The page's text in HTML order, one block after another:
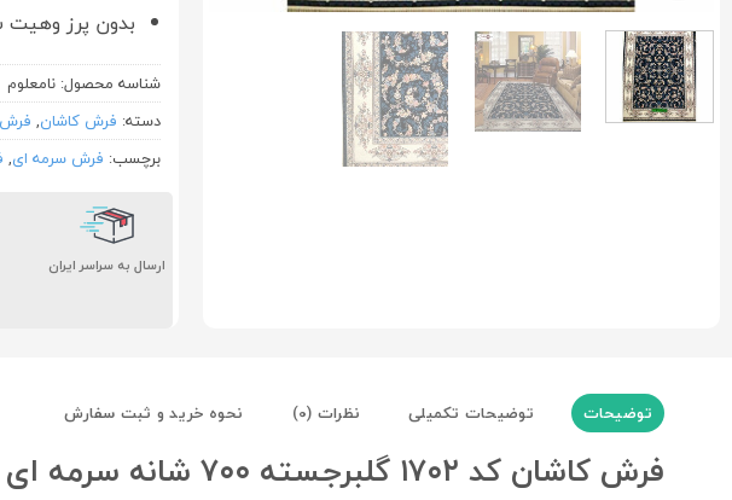
بدون پرز
شناسه محصول: نامعلوم
دسته: فرش کاشان, فرش
برچسب: فرش سرمه ای,
ارسال به سراسر ایران
توضیحات توضیحات تکمیلی نظرات (0) نحوه خرید و ثبت سفارش
فرش کاشان کد ۱۷۰۲ گلبرجسته ۷۰۰ شانه سرمه ای